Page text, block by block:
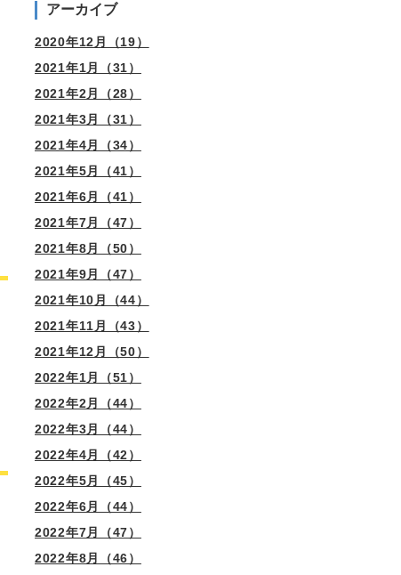
アーカイブ
2020年12月（19）
2021年1月（31）
2021年2月（28）
2021年3月（31）
2021年4月（34）
2021年5月（41）
2021年6月（41）
2021年7月（47）
2021年8月（50）
2021年9月（47）
2021年10月（44）
2021年11月（43）
2021年12月（50）
2022年1月（51）
2022年2月（44）
2022年3月（44）
2022年4月（42）
2022年5月（45）
2022年6月（44）
2022年7月（47）
2022年8月（46）